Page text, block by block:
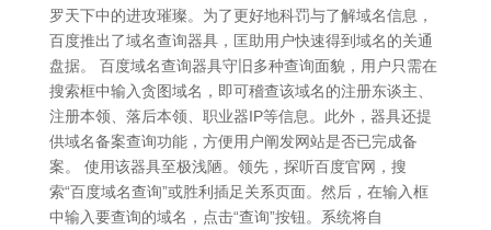
罗天下中的进攻璀璨。为了更好地科罚与了解域名信息，
百度推出了域名查询器具，匡助用户快速得到域名的关通
盘据。 百度域名查询器具守旧多种查询面貌，用户只需在
搜索框中输入贪图域名，即可稽查该域名的注册东谈主、
注册本领、落后本领、职业器IP等信息。此外，器具还提
供域名备案查询功能，方便用户阐发网站是否已完成备
案。 使用该器具至极浅陋。领先，探听百度官网，搜
索“百度域名查询”或胜利插足关系页面。然后，在输入框
中输入要查询的域名，点击“查询”按钮。系统将自